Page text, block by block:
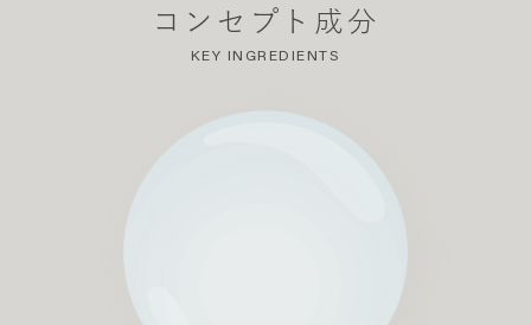
コンセプト成分
KEY INGREDIENTS